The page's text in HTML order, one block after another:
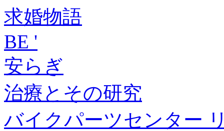
求婚物語
BE '
安らぎ
治療とその研究
バイクパーツセンター